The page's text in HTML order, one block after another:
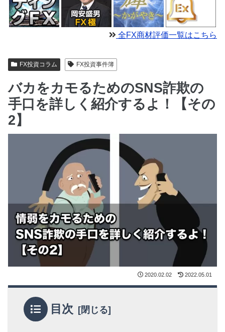
全FX商材評価一覧はこちら
FX投資コラム FX投資事件簿
バカをカモるためのSNS詐欺の
手口を詳しく紹介するよ！【その
2】
2020.02.02 2022.05.01
目次